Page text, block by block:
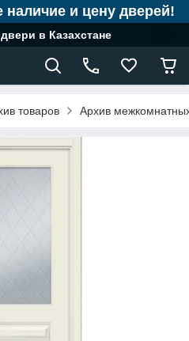
и цену дверей!
в Казахстане
товаров Архив